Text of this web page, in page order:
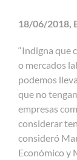
18/06/2018,
“Indigna que
o mercados
podemos
que no
empresas
considerar
consideró
Económico y